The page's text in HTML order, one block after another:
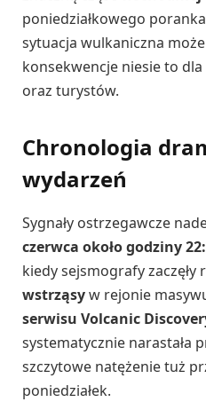
poniedziałkowego
sytuacja wulkaniczna
konsekwencje niesie to dla
oraz turystów.
Chronologia
wydarzeń
Sygnały ostrzegawcze
czerwca około godziny
kiedy sejsmografy zaczęły
wstrząsyw rejonie
serwisu Volcanic
systematycznie narastała
szczytowe natężenie tuż
poniedziałek.